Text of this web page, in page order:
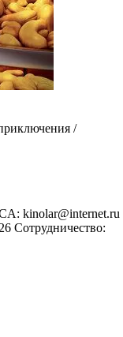
/
kinolar@internet.ru
Сотрудничество: